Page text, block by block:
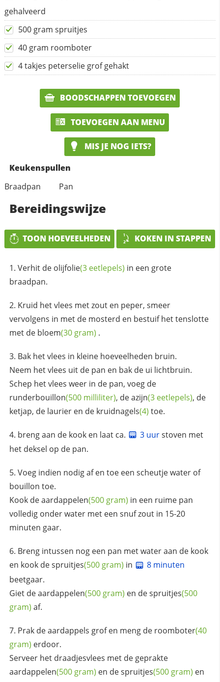
gehalveerd
500 gram spruitjes
40 gram roomboter
4 takjes peterselie grof gehakt
BOODSCHAPPEN TOEVOEGEN
TOEVOEGEN AAN MENU
MIS JE NOG IETS?
Keukenspullen
Braadpan
Pan
Bereidingswijze
TOON HOEVEELHEDEN KOKEN IN STAPPEN
Verhit de olijfolie(3 eetlepels) in een grote
braadpan.
Kruid het vlees met zout en peper, smeer
vervolgens in met de mosterd en bestuif het tenslotte
met de bloem(30 gram) .
Bak het vlees in kleine hoeveelheden bruin.
Neem het vlees uit de pan en bak de ui lichtbruin.
Schep het vlees weer in de pan, voeg de
runderbouillon(500 milliliter), deazijn(3 eetlepels), de
ketjap, de laurier en de kruidnagels(4) toe.
breng aan de kook en laat ca. 3 uurstoven met
het deksel op de pan.
Voeg indien nodig af en toe een scheutje water of
bouillon toe.
Kook deaardappelen(500 gram) in een ruime pan
volledig onder water met een snuf zout in 15-20
minuten gaar.
Breng intussen nog een pan met water aan de kook
en kook despruitjes(500 gram) in
8 minuten
beetgaar.
Giet deaardappelen(500 gram) en despruitjes(500
gram) af.
Prak de aardappels grof en meng de roomboter(40
gram) erdoor.
Serveer het draadjesvlees met de geprakte
aardappelen(500 gram) en despruitjes(500 gram) en